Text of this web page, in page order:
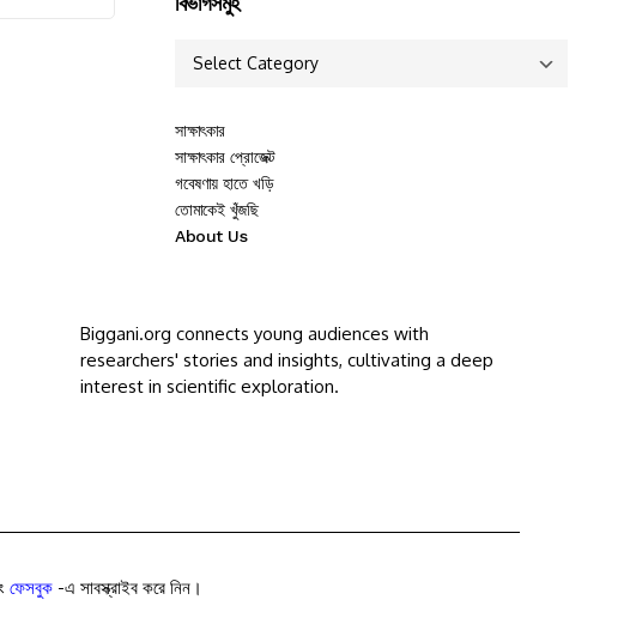
সাক্ষাৎকার
সাক্ষাৎকার প্রোজেক্ট
গবেষণায় হাতে খড়ি
তোমাকেই খুঁজছি
About Us
Biggani.org connects young audiences with
researchers' stories and insights, cultivating a deep
interest in scientific exploration.
ফেসবুক -এ সাবস্ক্রাইব করে নিন।